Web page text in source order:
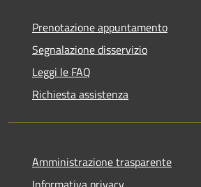
Prenotazione appuntamento
Segnalazione disservizio
Leggi le FAQ
Richiesta assistenza
Amministrazione trasparente